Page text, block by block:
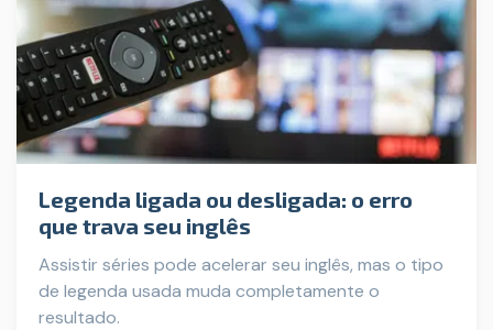
Legenda ligada ou desligada: o erro
que trava seu inglês
Assistir séries pode acelerar seu inglês, mas o tipo
de legenda usada muda completamente o
resultado.